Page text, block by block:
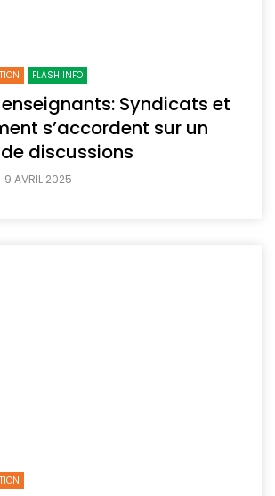
FLASH INFO
Syndicats et
s’accordent sur un
discussions
9 AVRIL 2025